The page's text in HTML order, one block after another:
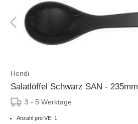
Hendi
Salatlöffel Schwarz SAN - 235mm
3 - 5 Werktage
Anzahl pro VE: 1